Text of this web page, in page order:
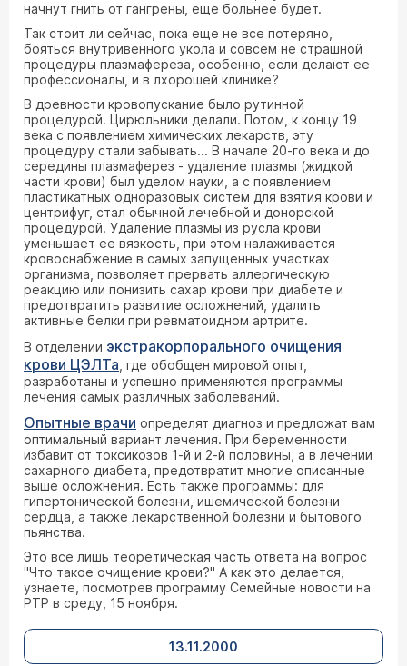
начнут гнить от гангрены, еще больнее будет.
Так стоит ли сейчас, пока еще не все потеряно,
бояться внутривенного укола и совсем не страшной
процедуры плазмафереза, особенно, если делают ее
профессионалы, и в лхорошей клинике?
В древности кровопускание было рутинной
процедурой. Цирюльники делали. Потом, к концу 19
века с появлением химических лекарств, эту
процедуру стали забывать... В начале 20-го века и до
середины плазмаферез - удаление плазмы (жидкой
части крови) был уделом науки, а с появлением
пластикатных одноразовых систем для взятия крови и
центрифуг, стал обычной лечебной и донорской
процедурой. Удаление плазмы из русла крови
уменьшает ее вязкость, при этом налаживается
кровоснабжение в самых запущенных участках
организма, позволяет прервать аллергическую
реакцию или понизить сахар крови при диабете и
предотвратить развитие осложнений, удалить
активные белки при ревматоидном артрите.
В отделении экстракорпорального очищения
крови ЦЭЛТа , где обобщен мировой опыт,
разработаны и успешно применяются программы
лечения самых различных заболеваний.
Опытные врачи определят диагноз и предложат вам
оптимальный вариант лечения. При беременности
избавит от токсикозов 1-й и 2-й половины, а в лечении
сахарного диабета, предотвратит многие описанные
выше осложнения. Есть также программы: для
гипертонической болезни, ишемической болезни
сердца, а также лекарственной болезни и бытового
пьянства.
Это все лишь теоретическая часть ответа на вопрос
"Что такое очищение крови?" А как это делается,
узнаете, посмотрев программу Семейные новости на
РТР в среду, 15 ноября.
13.11.2000